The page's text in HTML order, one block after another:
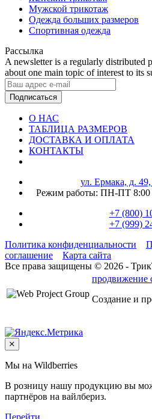
Мужской трикотаж
Одежда больших размеров
Спортивная одежда
Рассылка
A newsletter is a regularly distributed
about one main topic of interest to its
Подписаться
О НАС
ТАБЛИЦА РАЗМЕРОВ
ДОСТАВКА И ОПЛАТА
КОНТАКТЫ
ул. Ермака, д.
Режим работы: ПН-ПТ 8:00
+7 (800)
+7 (999)
Политика конфиденциальности
соглашение
Карта сайта
Все права защищены © 2026 -
продвижение
Создание и
Мы на Wildberries
В розницу нашу продукцию вы
партнёров на вайлбериз.